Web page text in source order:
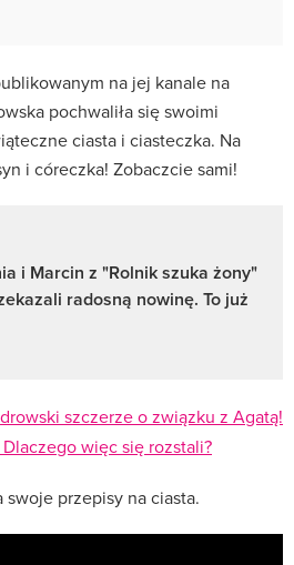
na jej kanale na
pochwaliła się swoimi
ciasta i ciasteczka. Na
i córeczka! Zobaczcie sami!
i Marcin z "Rolnik szuka żony"
radosną nowinę. To już
szczerze o związku z Agatą!
Dlaczego więc się rozstali?
przepisy na ciasta.